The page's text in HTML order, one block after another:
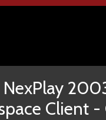
NexPlay
Client -